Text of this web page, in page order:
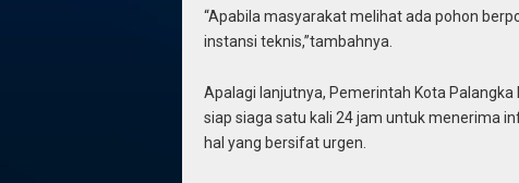
“Apabila masyarakat melihat ada pohon
instansi teknis,”tambahnya.
Apalagi lanjutnya, Pemerintah Kota
siap siaga satu kali 24 jam untuk menerima
hal yang bersifat urgen.